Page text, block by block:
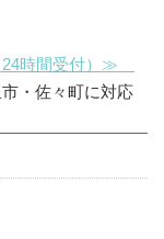
24時間受付）≫
・佐々町に対応